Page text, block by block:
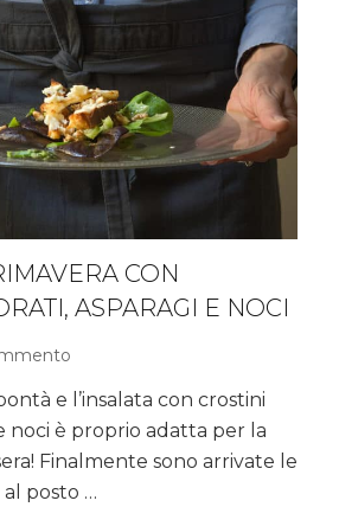
Balsamico
di
Modena
IGP
CON
ASPARAGI E NOCI
primavera
con
crostini
e l’insalata con crostini
noci è proprio adatta per la
Finalmente sono arrivate le
posto …